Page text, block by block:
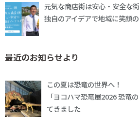
元気な商店街は安心・安全な街
独自のアイデアで地域に笑顔
最近のお知らせより
この夏は恐竜の世界へ！
「ヨコハマ恐竜展2026 恐竜
てきました